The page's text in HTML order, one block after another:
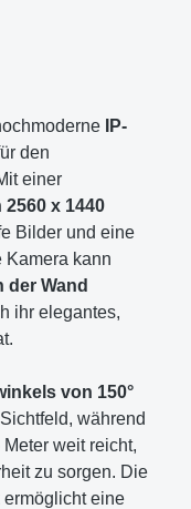
IP-
den
einer
x 1440
Bilder und eine
Kamera kann
der Wand
ihr elegantes,
von 150°
während
Meter weit reicht,
zu sorgen. Die
ermöglicht eine